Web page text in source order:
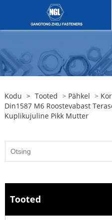
Kodu > Tooted > Pähkel >
Din1587 M6 Roostevabast
Kuplikujuline Pikk Mutter
Tooted